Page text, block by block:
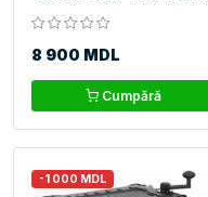
8 900 MDL
Cumpără
-1 000 MDL